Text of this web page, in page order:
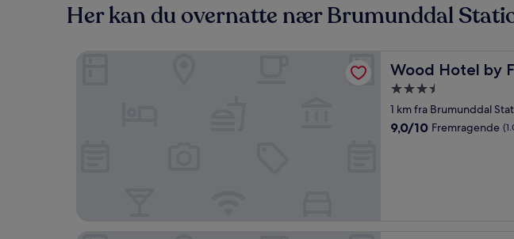
Her kan du overnatte nær Brumunddal
Wood Hotel by
Wood Hotel by
3.5-
stjernet
overnatningssted
1 km fra Brumunddal
9.0
9,0/10 Fremragende